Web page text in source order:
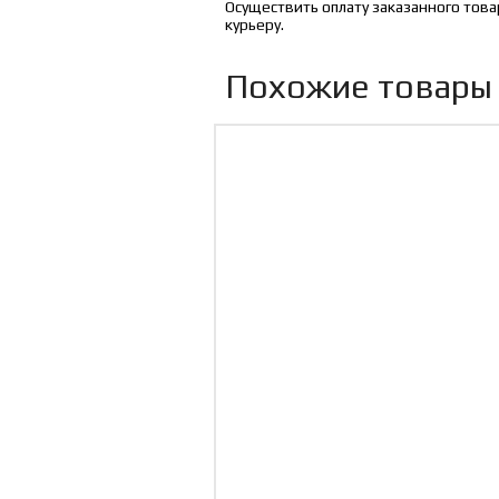
Осуществить оплату заказанного
курьеру.
Похожие товары